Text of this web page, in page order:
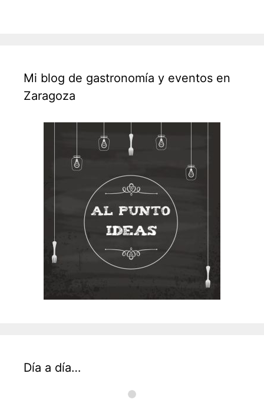
Mi blog de gastronomía y eventos en
Zaragoza
Día a día…